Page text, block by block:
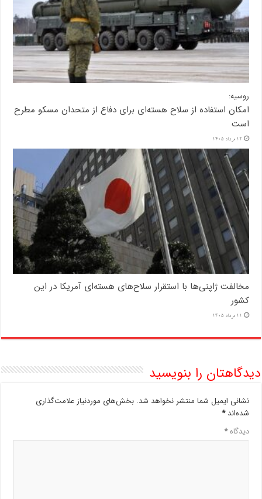
روسیه:
امکان استفاده از سلاح هسته‌ای برای دفاع از متحدان مسکو مطرح
است
12 مرداد 1405
مخالفت ژاپنی‌ها با استقرار سلاح‌های هسته‌ای آمریکا در این
کشور
11 مرداد 1405
دیدگاهتان را بنویسید
نشانی ایمیل شما منتشر نخواهد شد. بخش‌های موردنیاز علامت‌گذاری
شده‌اند*
دیدگاه*